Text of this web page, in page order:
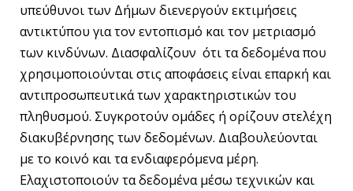
υπεύθυνοι των Δήμων διενεργούν εκτιμήσεις
αντικτύπου για τον εντοπισμό και τον μετριασμό
των κινδύνων. Διασφαλίζουν ότι τα δεδομένα που
χρησιμοποιούνται στις αποφάσεις είναι επαρκή και
αντιπροσωπευτικά των χαρακτηριστικών του
πληθυσμού. Συγκροτούν ομάδες ή ορίζουν στελέχη
διακυβέρνησης των δεδομένων. Διαβουλεύονται
με το κοινό και τα ενδιαφερόμενα μέρη.
Ελαχιστοποιούν τα δεδομένα μέσω τεχνικών και